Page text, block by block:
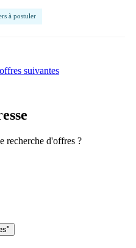
à postuler
suivantes
recherche d'offres ?